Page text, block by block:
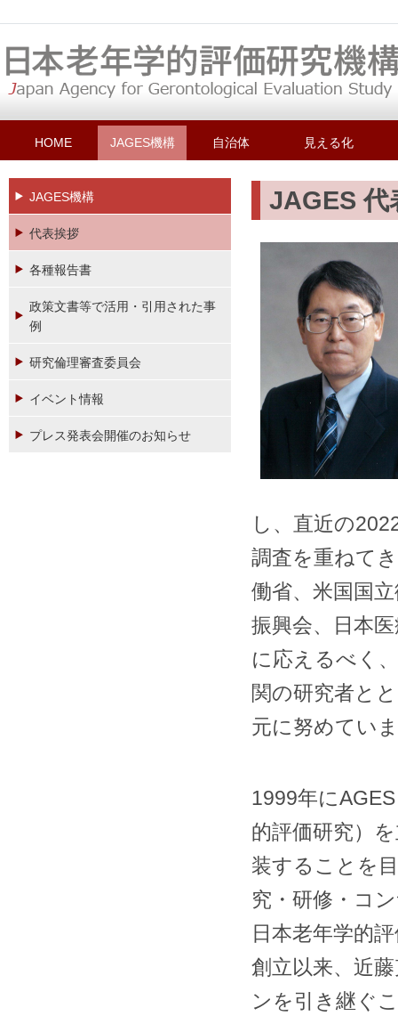
HOME JAGES機構 自治体 見える化
JAGES機構
代表挨拶
各種報告書
政策文書等で活用・引用された事
例
研究倫理審査委員会
イベント情報
プレス発表会開催のお知らせ
JAGES 代
し、直近の
調査を重ねて
働省、米国国
振興会、日本
に応えるべく
関の研究者と
元に努めてい
1999年に
的評価研究）
装することを
究・研修・コ
日本老年学的
創立以来、近
ンを引き継ぐ